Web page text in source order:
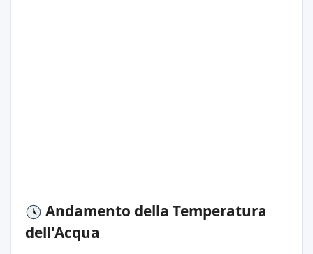
Andamento della Temperatura
dell'Acqua